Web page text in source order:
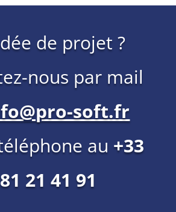
de projet ?
nous par mail
soft.fr
au +33
21 41 91